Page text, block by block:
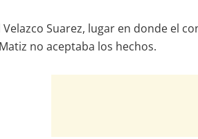
Velazco Suarez, lugar en donde el
no aceptaba los hechos.